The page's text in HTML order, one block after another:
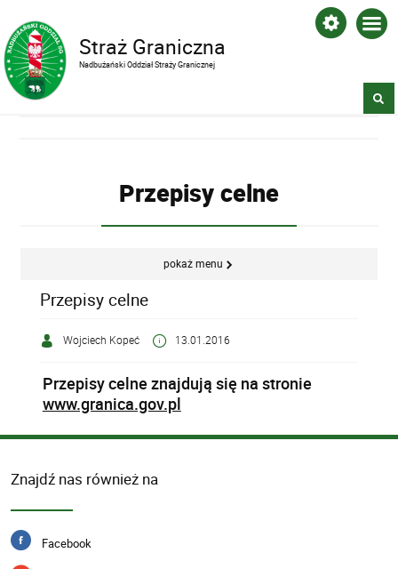
Straż Graniczna
Nadbużański Oddział Straży Granicznej
Przepisy celne
pokaż menu
Przepisy celne
Wojciech Kopeć 13.01.2016
Przepisy celne znajdują się na stronie
www.granica.gov.pl
Znajdź nas również na
Facebook